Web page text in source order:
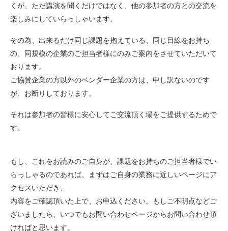
くが、ただ講演を聞くだけではなく、他の参加者の方との交流を
楽しみにしていらっしゃいます。
その為、出来るだけ同じ課題を抱えている、同じ目線をお持ち
の、同規模の企業のご担当者様にのみご案内をさせていただいて
おります。
ご協賛企業の方以外のベンダー企業の方は、申し訳ないのです
が、お断りしております。
それは参加者の皆様に安心してご交流頂く場をご提供するためで
す。
もし、これをお読みのご自身が、課題をお持ちのご担当者様でい
らっしゃるのであれば、まずはご自身の業務に近しいページにア
クセスいただき、
内容をご確認頂いた上で、お申込ください。もしご不明点などご
ざいましたら、いつでもお問い合わせページからお問い合わせ頂
ければと思います。